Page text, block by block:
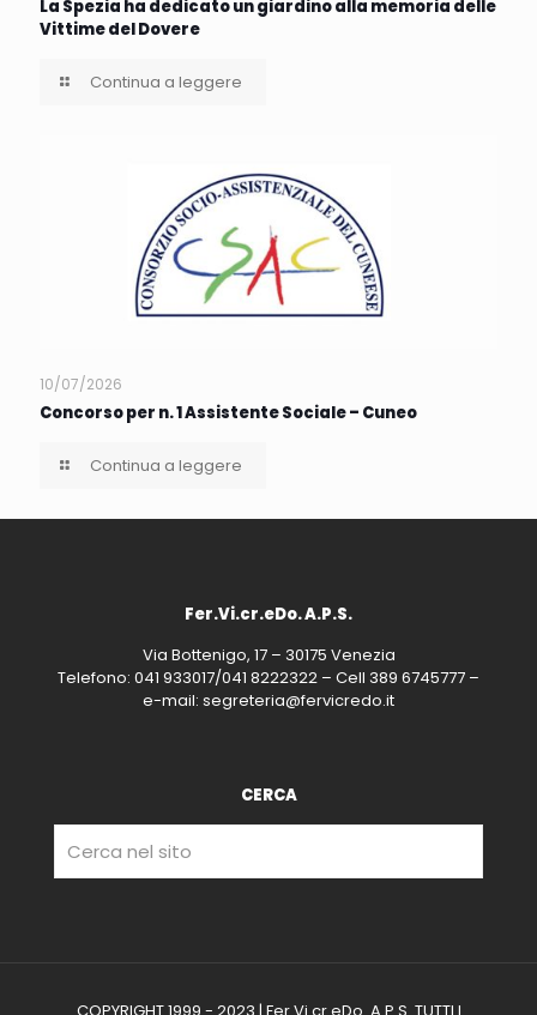
La Spezia ha dedicato un giardino alla memoria delle
Vittime del Dovere
Continua a leggere
10/07/2026
Concorso per n. 1 Assistente Sociale – Cuneo
Continua a leggere
Fer.Vi.cr.eDo. A.P.S.
Via Bottenigo, 17 – 30175 Venezia
Telefono: 041 933017/041 8222322 – Cell 389 6745777 –
e-mail: segreteria@fervicredo.it
CERCA